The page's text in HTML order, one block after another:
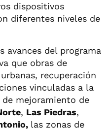
dispositivos
diferentes niveles de
avances del programa
que obras de
recuperación
vinculadas a la
de mejoramiento de
, Las Piedras,
las zonas de